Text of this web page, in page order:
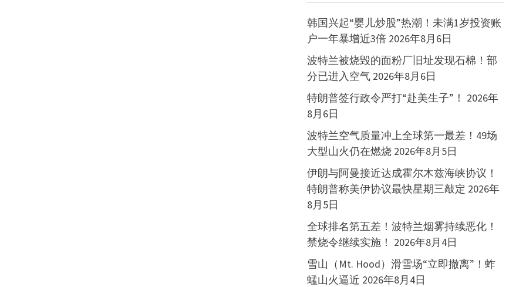
韩国兴起“婴儿炒股”热潮！未满1岁投资账
户一年暴增近3倍 2026年8月6日
波特兰被烧毁的面粉厂旧址发现石棉！部
分已进入空气 2026年8月6日
特朗普签行政令严打“赴美生子”！ 2026年
8月6日
波特兰空气质量冲上全球第一最差！49场
大型山火仍在燃烧 2026年8月5日
伊朗与阿曼接近达成霍尔木兹海峡协议！
特朗普称美伊协议最快星期三敲定 2026年
8月5日
全球排名第五差！波特兰烟雾持续恶化！
禁烧令继续实施！ 2026年8月4日
雪山（Mt. Hood）滑雪场“立即撤离”！蚱
蜢山火逼近 2026年8月4日